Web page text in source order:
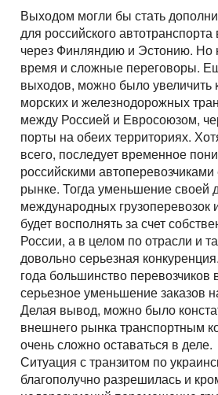
Выходом могли бы стать
для российского
через Финляндию и Эстонию. Но
время и сложные переговоры.
выходов, можно было увеличить
морских и железнодорожных
между Россией и Евросоюзом,
порты на обеих территориях.
всего, последует временное
российскими
рынке. Тогда уменьшение своей
международных грузоперевозок
будет восполнять за счет
России, а в целом по отрасли и
довольно серьезная
года большинство перевозчиков
серьезное уменьшение заказов
Делая вывод, можно было
внешнего рынка транспортным
очень сложно оставаться в деле.
Ситуация с транзитом по
благополучно разрешилась и